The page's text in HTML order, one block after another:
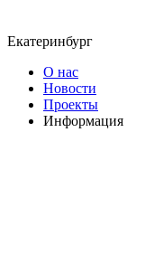
Екатеринбург
О нас
Новости
Проекты
Информация